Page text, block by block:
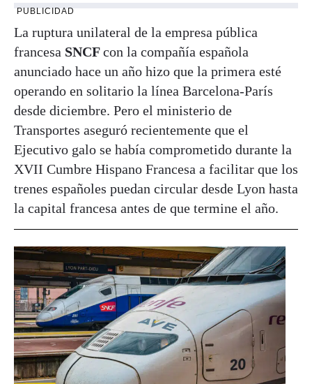
PUBLICIDAD
La ruptura unilateral de la empresa pública
francesa SNCFcon la compañía española
anunciado hace un año hizo que la primera esté
operando en solitario la línea Barcelona-París
desde diciembre. Pero el ministerio de
Transportes aseguró recientemente que el
Ejecutivo galo se había comprometido durante la
XVII Cumbre Hispano Francesa a facilitar que los
trenes españoles puedan circular desde Lyon hasta
la capital francesa antes de que termine el año.